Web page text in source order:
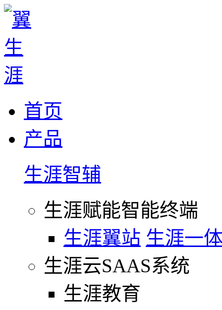
首页
产品
生涯智辅
生涯赋能智能终端
生涯翼站 生涯一
生涯云SAAS系统
生涯教育